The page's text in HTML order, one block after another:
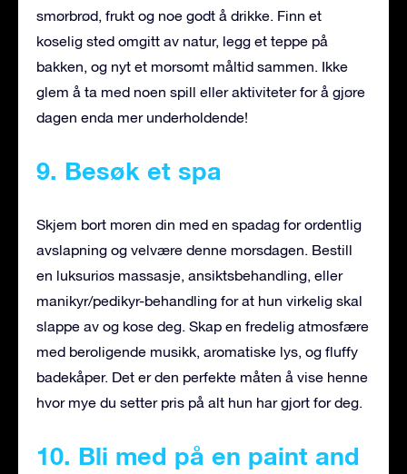
smørbrød, frukt og noe godt å drikke. Finn et
koselig sted omgitt av natur, legg et teppe på
bakken, og nyt et morsomt måltid sammen. Ikke
glem å ta med noen spill eller aktiviteter for å gjøre
dagen enda mer underholdende!
9. Besøk et spa
Skjem bort moren din med en spadag for ordentlig
avslapning og velvære denne morsdagen. Bestill
en luksuriøs massasje, ansiktsbehandling, eller
manikyr/pedikyr-behandling for at hun virkelig skal
slappe av og kose deg. Skap en fredelig atmosfære
med beroligende musikk, aromatiske lys, og fluffy
badekåper. Det er den perfekte måten å vise henne
hvor mye du setter pris på alt hun har gjort for deg.
10. Bli med på en paint and